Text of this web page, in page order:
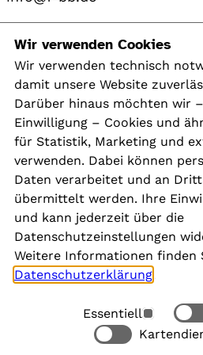
Navigation
Kontakt
Presse
Aktuelles
Karriere
Newsletter
Social Media
Rechtliches
Wir verwenden Cookies
Wir verwenden technisch
damit unsere Website
Darüber hinaus möchten wir
Einwilligung – Cookies und
für Statistik, Marketing und
verwenden. Dabei können
Daten verarbeitet und an
übermittelt werden. Ihre
und kann jederzeit über die
Datenschutzeinstellungen
Weitere Informationen finden
Datenschutzerklärung
Essentiell